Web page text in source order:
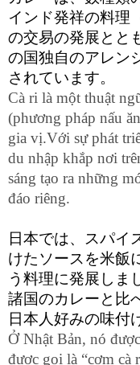
インド発祥の料理
の交易の発展とと
の国独自のアレン
されています。
Cà ri là một thuật
(phương pháp nấu
gia vị.Với sự phát
du nhập khắp nơi
sáng tạo ra những
đáo riêng.
日本では、スパイ
けたソースを米飯
う料理に発展しま
諸国のカレーと比
日本人好みの味付
Ở Nhật Bản, nó
được gọi là “cơm cà